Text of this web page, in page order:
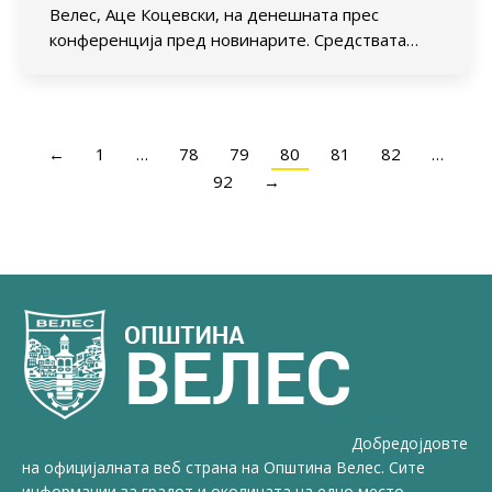
Велес, Аце Коцевски, на денешната прес
конференција пред новинарите. Средствата…
← 1 … 78 79 80 81 82
…
92
→
Добредојдовте
на официјалната веб страна на Општина Велес. Сите